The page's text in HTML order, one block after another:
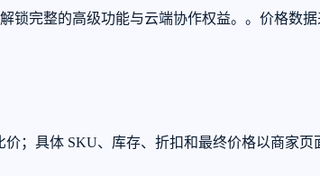
锁完整的高级功能与云端协作权益。。价格数
；具体 SKU、库存、折扣和最终价格以商家页